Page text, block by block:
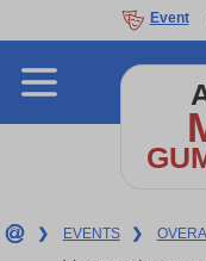
Event
❯ EVENTS ❯